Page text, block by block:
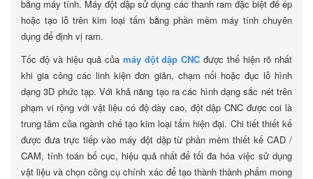
bằng máy tính. Máy đột dập sử dụng các thanh ram đặc biệt để ép
hoặc tạo lỗ trên kim loại tấm bằng phần mềm máy tính chuyên
dụng để định vị ram.
Tốc độ và hiệu quả của máy đột dập CNC được thể hiện rõ nhất
khi gia công các linh kiện đơn giản, chạm nổi hoặc đục lỗ hình
dạng 3D phức tạp. Với khả năng tạo ra các hình dạng sắc nét trên
phạm vi rộng với vật liệu có độ dày cao, đột dập CNC được coi là
trung tâm của ngành chế tạo kim loại tấm hiện đại. Chi tiết thiết kế
được đưa trực tiếp vào máy đột dập từ phần mềm thiết kế CAD /
CAM, tính toán bố cục, hiệu quả nhất để tối đa hóa việc sử dụng
vật liệu và chọn công cụ chính xác để tạo thành thành phẩm mong